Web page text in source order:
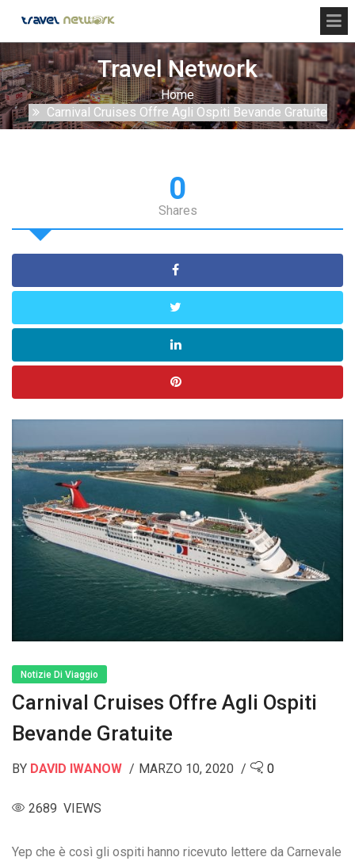
Travel Network
Home
Carnival Cruises Offre Agli Ospiti Bevande Gratuite
0
Shares
Notizie Di Viaggio
Carnival Cruises Offre Agli Ospiti
Bevande Gratuite
BY DAVID IWANOW MARZO 10, 2020 0
2689 VIEWS
Yep che è così gli ospiti hanno ricevuto lettere da Carnevale